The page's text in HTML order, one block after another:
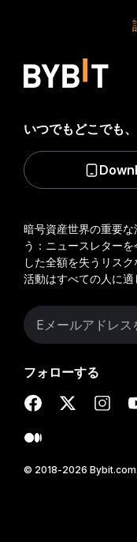
暗号資産世界の重要
う：ニュースレターを
した全額を失うリス
活動はすべての人に適
フォローする
© 2018-2026
いつでもどこでも